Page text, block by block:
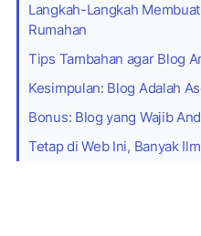
Langkah-Langkah
Rumahan
Tips Tambahan agar Blog
Kesimpulan: Blog Adalah
Bonus: Blog yang Wajib
Tetap di Web Ini, Banyak